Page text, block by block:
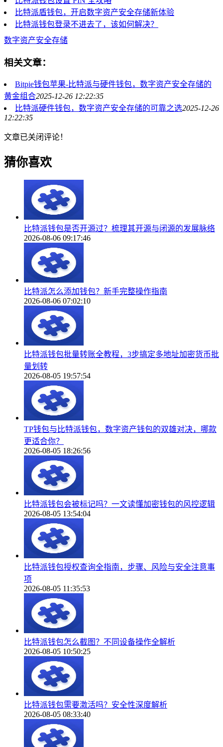
比特派盾钱包，开启数字资产安全存储新体验
比特派钱包登录不进去了，该如何解决？
数字资产安全存储
相关文章：
Bitpie钱包苹果-比特派与硬件钱包，数字资产安全存储的
黄金组合2025-12-26 12:22:35
比特派硬件钱包，数字资产安全存储的可靠之选2025-12-26
12:22:35
文章已关闭评论！
猜你喜欢
比特派钱包是否开源过？梳理其开源与闭源的发展脉络
2026-08-06 09:17:46
比特派怎么添加钱包？新手完整操作指南
2026-08-06 07:02:10
比特派钱包批量转账全教程，3步搞定多地址加密货币批
量划转
2026-08-05 19:57:54
TP钱包与比特派钱包，数字资产钱包的双雄对决，哪款
更适合你？
2026-08-05 18:26:56
比特派钱包会被标记吗？一文读懂加密钱包的风控逻辑
2026-08-05 13:54:04
比特派钱包授权查询全指南，步骤、风险与安全注意事
项
2026-08-05 11:35:53
比特派钱包怎么截图？不同设备操作全解析
2026-08-05 10:50:25
比特派钱包需要激活吗？安全性深度解析
2026-08-05 08:33:40